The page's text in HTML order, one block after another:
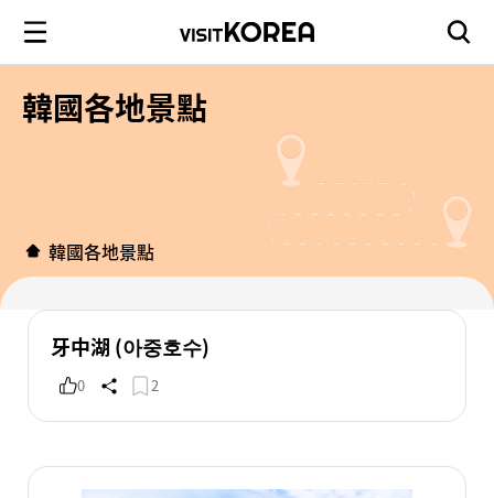
韓國各地景點
韓國各地景點
牙中湖 (아중호수)
0 2